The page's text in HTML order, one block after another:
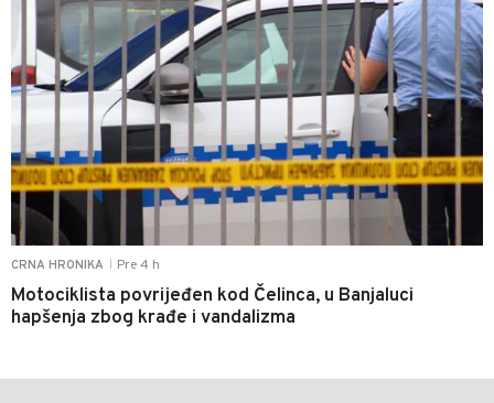
CRNA HRONIKA Pre 4 h
Motociklista povrijeđen kod Čelinca, u Banjaluci
hapšenja zbog krađe i vandalizma